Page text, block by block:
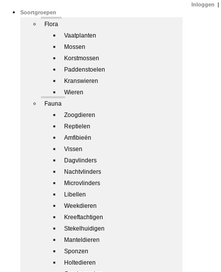
Soortgroepen
Flora
Vaatplanten
Mossen
Korstmossen
Paddenstoelen
Kranswieren
Wieren
Fauna
Zoogdieren
Reptielen
Amfibieën
Vissen
Dagvlinders
Nachtvlinders
Microvlinders
Libellen
Weekdieren
Kreeftachtigen
Stekelhuidigen
Manteldieren
Sponzen
Holtedieren
Inloggen |